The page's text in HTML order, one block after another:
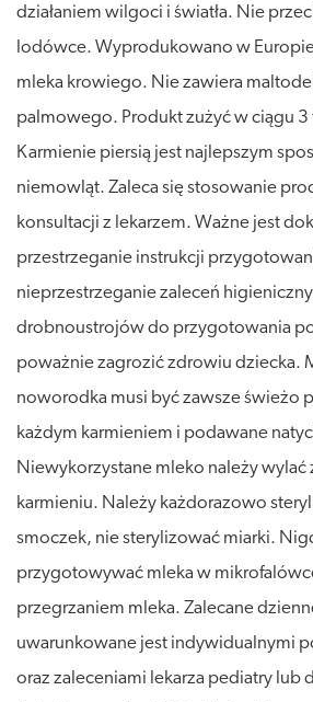
działaniem wilgoci i światła. Nie
lodówce. Wyprodukowano w
mleka krowiego. Nie zawiera
palmowego. Produkt zużyć w ciągu
Karmienie piersią jest najlepszym
niemowląt. Zaleca się stosowanie
konsultacji z lekarzem. Ważne jest
przestrzeganie instrukcji
nieprzestrzeganie zaleceń
drobnoustrojów do przygotowania
poważnie zagrozić zdrowiu dziecka.
noworodka musi być zawsze świeżo
każdym karmieniem i podawane
Niewykorzystane mleko należy wylać
karmieniu. Należy każdorazowo
smoczek, nie sterylizować miarki.
przygotowywać mleka w
przegrzaniem mleka. Zalecane
uwarunkowane jest indywidualnymi
oraz zaleceniami lekarza pediatry lub